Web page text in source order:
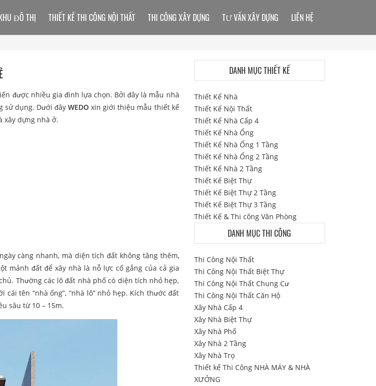
được nhiều gia đình lựa chọn. Bởi đây là mẫu nhà
sử dụng. Dưới đâyWEDOxin giới thiệu mẫu thiết kế
xây dựng nhà ở.
càng nhanh, mà diện tích đất không tăng thêm,
mảnh đất để xây nhà là nỗ lực cố gắng của cả gia
Thường các lô đất nhà phố có diện tích nhỏ hẹp,
tên “nhà ống”, “nhà lô” nhỏ hẹp. Kích thước đất
sâu từ 10 – 15m.
ĐÔ THỊ THIẾT KẾ THI CÔNG NỘI THẤT THI CÔNG XÂY DỰNG TƯ VẤN XÂY DỰNG LIÊN HỆ
DANH MỤC THIẾT KẾ
Thiết Kế Nhà
Thiết Kế Nội Thất
Thiết Kế Nhà Cấp 4
Thiết Kế Nhà Ống
Thiết Kế Nhà Ống 1 Tầng
Thiết Kế Nhà Ống 2 Tầng
Thiết Kế Nhà 2 Tầng
Thiết Kế Biệt Thự
Thiết Kế Biệt Thự 2 Tầng
Thiết Kế Biệt Thự 3 Tầng
Thiết Kế & Thi công Văn Phòng
DANH MỤC THI CÔNG
Thi Công Nội Thất
Thi Công Nội Thất Biệt Thự
Thi Công Nội Thất Chung Cư
Thi Công Nội Thất Căn Hộ
Xây Nhà Cấp 4
Xây Nhà Biệt Thự
Xây Nhà Phố
Xây Nhà 2 Tầng
Xây Nhà Trọ
Thiết kế Thi Công NHÀ MÁY & NHÀ
XƯỞNG